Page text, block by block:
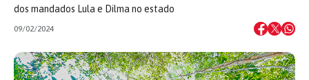
dos mandados Lula e Dilma no estado
09/02/2024